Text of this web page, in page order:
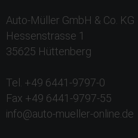
Auto-Müller GmbH & Co. KG
Hessenstrasse 1
35625 Hüttenberg
Tel. +49 6441-9797-0
Fax +49 6441-9797-55
info@auto-mueller-online.de